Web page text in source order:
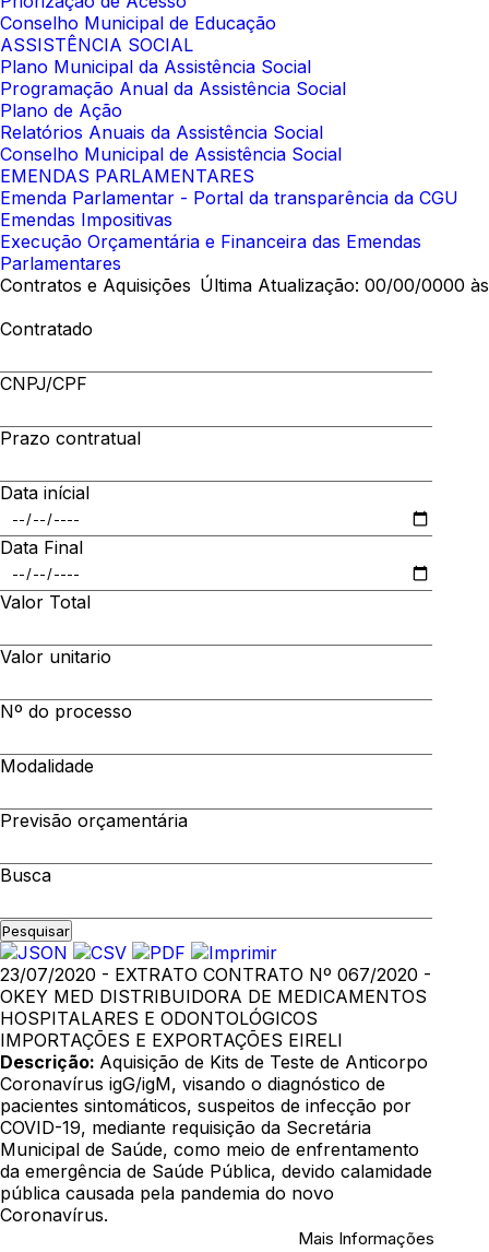
Conselho Municipal de Educação
ASSISTÊNCIA SOCIAL
Plano Municipal da Assistência Social
Programação Anual da Assistência Social
Plano de Ação
Relatórios Anuais da Assistência Social
Conselho Municipal de Assistência Social
EMENDAS PARLAMENTARES
Emenda Parlamentar - Portal da transparência da CGU
Emendas Impositivas
Execução Orçamentária e Financeira das Emendas
Parlamentares
Contratos e Aquisições Última Atualização: 00/00/0000 às
Contratado
CNPJ/CPF
Prazo contratual
Data inícial
Data Final
Valor Total
Valor unitario
Nº do processo
Modalidade
Previsão orçamentária
Busca
Pesquisar
23/07/2020 - EXTRATO CONTRATO Nº 067/2020 -
OKEY MED DISTRIBUIDORA DE MEDICAMENTOS
HOSPITALARES E ODONTOLÓGICOS
IMPORTAÇÕES E EXPORTAÇÕES EIRELI
Descrição: Aquisição de Kits de Teste de Anticorpo
Coronavírus igG/igM, visando o diagnóstico de
pacientes sintomáticos, suspeitos de infecção por
COVID-19, mediante requisição da Secretária
Municipal de Saúde, como meio de enfrentamento
da emergência de Saúde Pública, devido calamidade
pública causada pela pandemia do novo
Coronavírus.
Mais Informações